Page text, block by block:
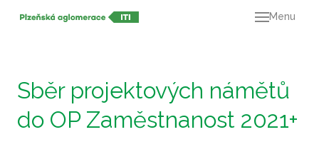
Menu
Sběr projektových námětů
do OP Zaměstnanost 2021+